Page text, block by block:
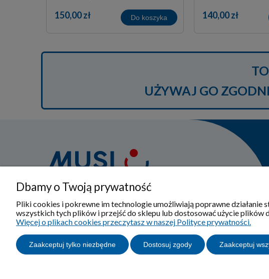
150,00 zł Do koszyka 140,00 zł
UŻYWAJ GO
Od 1950 roku specjalizujemy się w produkcji i
sprzedaży wyrobów ortopedyczno -
rehabilitacyjnych, gdzie zawsze w tym procesie
na pierwszym miejscu jest pacjent.
Dbamy o Twoją prywatność
Pliki cookies i pokrewne im technologie umożliwiają poprawne
wszystkich tych plików i przejść do sklepu lub dostosować użycie
Więcej o plikach cookies przeczytasz w naszej Polityce prywatności.
Zaakceptuj tylko niezbędne Dostosuj zgody Zaakceptuj